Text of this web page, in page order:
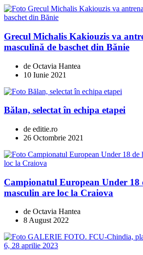
Grecul Michalis Kakiouzis va
masculină de baschet din Bănie
de Octavia Hantea
10 Iunie 2021
Bălan, selectat în echipa etapei
de editie.ro
26 Octombrie 2021
Campionatul European Under 18
masculin are loc la Craiova
de Octavia Hantea
8 August 2022